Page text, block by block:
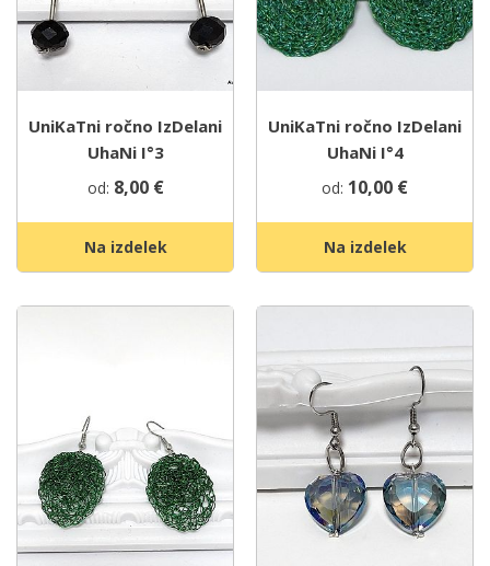
UniKaTni ročno IzDelani
UhaNi I°3
od: 8,00 €
Na izdelek
UniKaTni ročno IzDelani
UhaNi I°4
od: 10,00 €
Na izdelek